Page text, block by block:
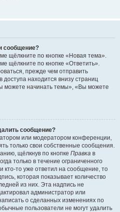
сообщение?
щёлкните по кнопке «Новая тема».
щёлкните по кнопке «Ответить».
прежде чем отправить
находится внизу страниц
начинать темы», «Вы можете
сообщение?
или модератором конференции,
только свои собственные сообщения.
щёлкнув по кнопке Правка в
только в течение ограниченного
кто-то уже ответил на сообщение, то
которая показывает количество
из них. Эта надпись не
администратор или
о сделанных изменениях по
пользователи не могут удалить